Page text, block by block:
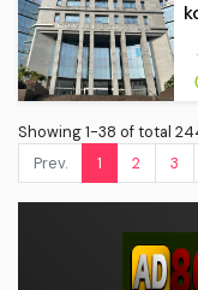
Showing 1-38 of total
Prev.
1 2 3